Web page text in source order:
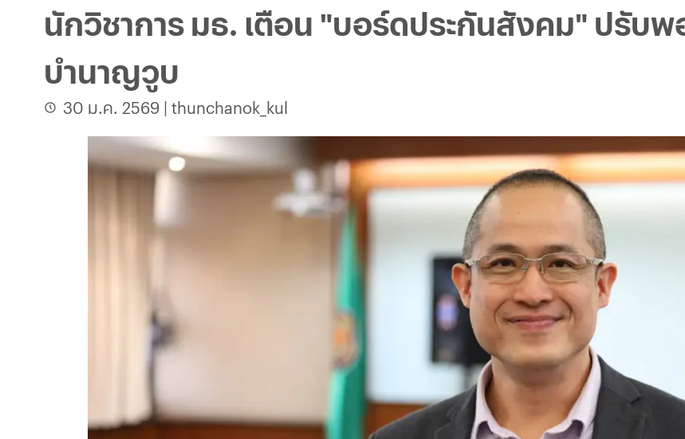
นักวิชาการ มธ. เตือน "บอร์ดประกันสังคม" ปรับพ
บำนาญวูบ
30 ม.ค. 2569 | thunchanok_kul